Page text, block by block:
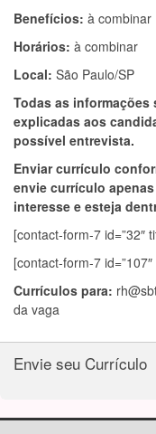
Benefícios: à combinar
Horários: à combinar
Local: São Paulo/SP
Todas as informações
explicadas aos
possível entrevista.
Enviar currículo
envie currículo
interesse e esteja
[contact-form-7 id=”32″
[contact-form-7
Currículos para:
da vaga
Envie seu Currículo